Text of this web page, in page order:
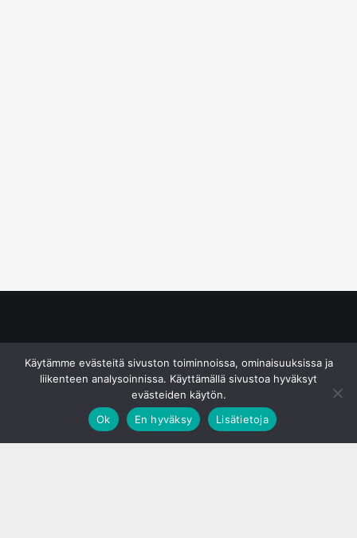
Käytämme evästeitä sivuston toiminnoissa, ominaisuuksissa ja
liikenteen analysoinnissa. Käyttämällä sivustoa hyväksyt
evästeiden käytön.
Ok
En hyväksy Lisätietoja